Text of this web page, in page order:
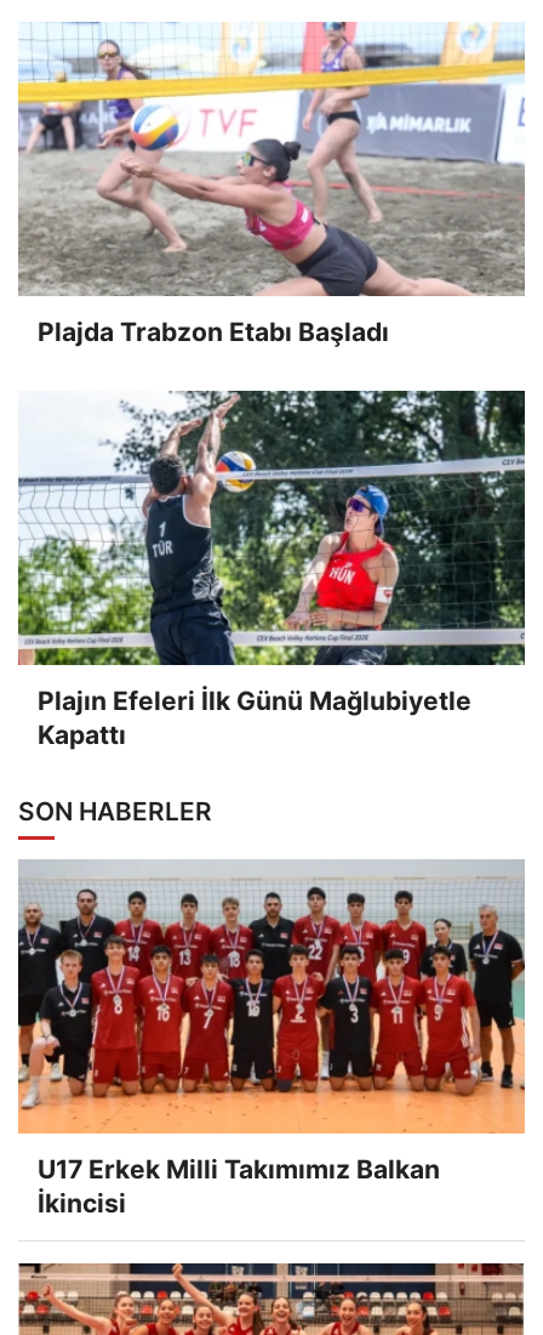
Plajda Trabzon Etabı Başladı
Plajın Efeleri İlk Günü Mağlubiyetle
Kapattı
SON HABERLER
U17 Erkek Milli Takımımız Balkan
İkincisi